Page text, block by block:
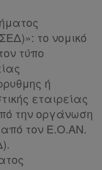
το νομικό
τύπο
ή
εταιρείας
την οργάνωση
από τον Ε.Ο.ΑΝ.